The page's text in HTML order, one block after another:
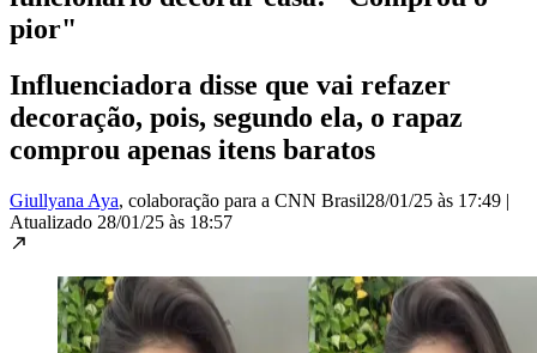
pior"
Influenciadora disse que vai refazer
decoração, pois, segundo ela, o rapaz
comprou apenas itens baratos
Giullyana Aya, colaboração para a CNN Brasil28/01/25 às 17:49 |
Atualizado 28/01/25 às 18:57